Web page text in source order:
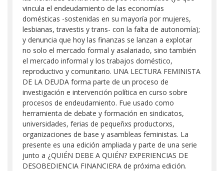
vincula el endeudamiento de las economías
domésticas -sostenidas en su mayoría por mujeres,
lesbianas, travestis y trans- con la falta de autonomía);
y denuncia que hoy las finanzas se lanzan a explotar
no solo el mercado formal y asalariado, sino también
el mercado informal y los trabajos doméstico,
reproductivo y comunitario. UNA LECTURA FEMINISTA
DE LA DEUDA forma parte de un proceso de
investigación e intervención política en curso sobre
procesos de endeudamiento. Fue usado como
herramienta de debate y formación en sindicatos,
universidades, ferias de pequeñxs productorxs,
organizaciones de base y asambleas feministas. La
presente es una edición ampliada y parte de una serie
junto a ¿QUIÉN DEBE A QUIÉN? EXPERIENCIAS DE
DESOBEDIENCIA FINANCIERA de próxima edición.